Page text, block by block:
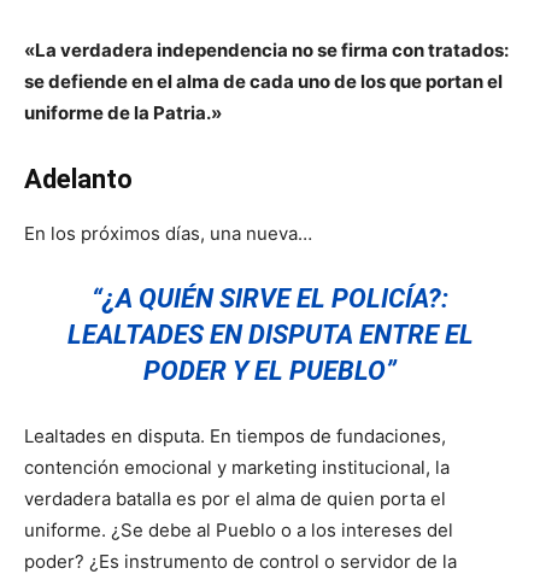
«La verdadera independencia no se firma con tratados:
se defiende en el alma de cada uno de los que portan el
uniforme de la Patria.»
Adelanto
En los próximos días, una nueva…
“¿A QUIÉN SIRVE EL POLICÍA?:
LEALTADES EN DISPUTA ENTRE EL
PODER Y EL PUEBLO”
Lealtades en disputa. En tiempos de fundaciones,
contención emocional y marketing institucional, la
verdadera batalla es por el alma de quien porta el
uniforme. ¿Se debe al Pueblo o a los intereses del
poder? ¿Es instrumento de control o servidor de la